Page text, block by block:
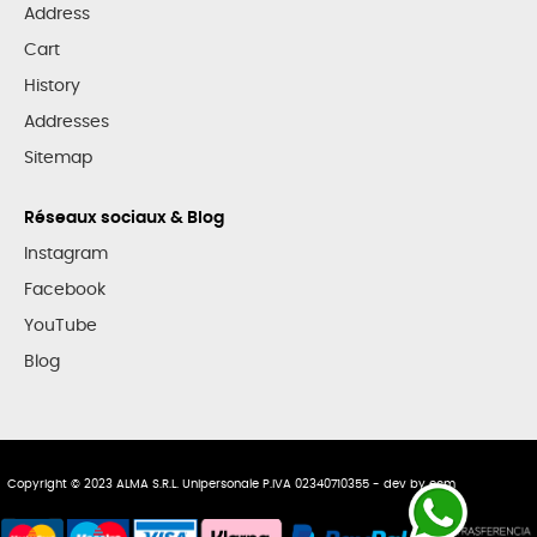
Address
Cart
History
Addresses
Sitemap
Réseaux sociaux & Blog
Instagram
Facebook
YouTube
Blog
Copyright © 2023 ALMA S.R.L. Unipersonale P.IVA 02340710355 - dev byecm